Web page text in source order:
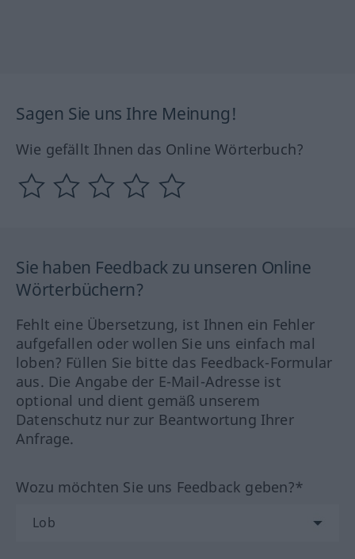
Sagen Sie uns Ihre Meinung!
Wie gefällt Ihnen das Online Wörterbuch?
Sie haben Feedback zu unseren Online
Wörterbüchern?
Fehlt eine Übersetzung, ist Ihnen ein Fehler
aufgefallen oder wollen Sie uns einfach mal
loben? Füllen Sie bitte das Feedback-Formular
aus. Die Angabe der E-Mail-Adresse ist
optional und dient gemäß unserem
Datenschutz nur zur Beantwortung Ihrer
Anfrage.
Wozu möchten Sie uns Feedback geben?*